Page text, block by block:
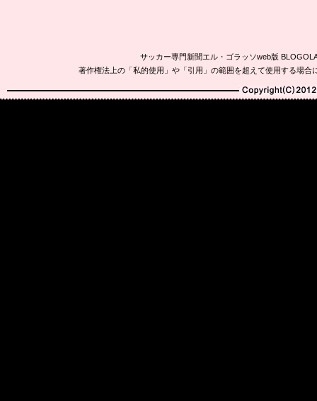
サッカー専門新聞エル・ゴラッソweb版
著作権法上の「私的使用」や「引用」の範囲を超えて使用する場
Copyright(C)2010-